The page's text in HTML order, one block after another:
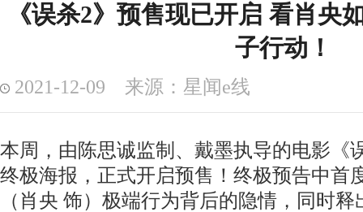
《误杀2》预售现已开启 看肖央
子行动！
2021-12-09 来源：星闻e线
本周 ，由陈思诚监制、戴墨执导的电影《
终极海报 ，正式开启预售 ！ 终极预告中首
（肖央 饰）极端行为背后的隐情，同时